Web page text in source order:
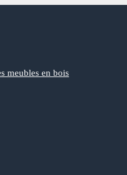
meubles en bois